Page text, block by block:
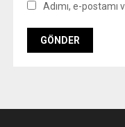
Adımı, e-